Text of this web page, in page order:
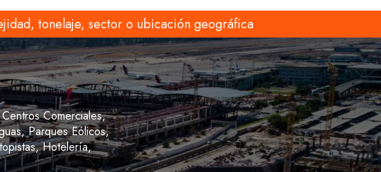
tonelaje, sector o ubicación geográfica
Comerciales,
Parques Eólicos,
Hotelería,